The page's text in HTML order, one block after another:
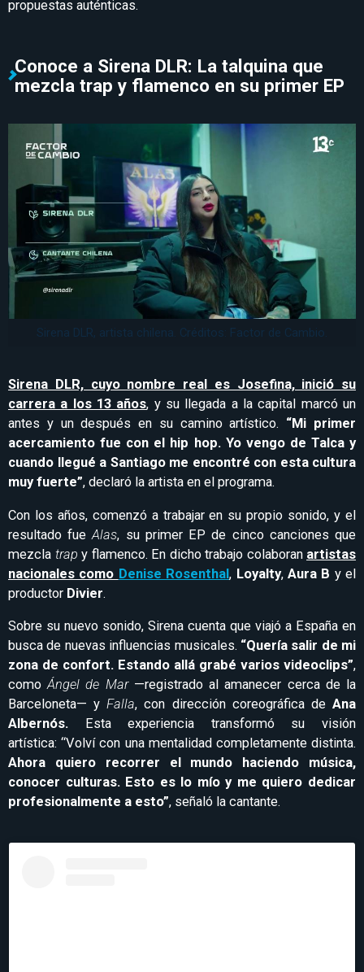
propuestas auténticas.
Conoce a Sirena DLR: La talquina que
mezcla trap y flamenco en su primer EP
Sirena DLR, artista chilena. Créditos: Factor de Cambio.
Sirena DLR, cuyo nombre real es Josefina, inició su
carrera a los 13 años, y su llegada a la capital marcó un
antes y un después en su camino artístico. “Mi primer
acercamiento fue con el hip hop. Yo vengo de Talca y
cuando llegué a Santiago me encontré con esta cultura
muy fuerte”, declaró la artista en el programa.
Con los años, comenzó a trabajar en su propio sonido, y el
resultado fueAlas, su primer EP de cinco canciones que
mezcla trap y flamenco. En dicho trabajo colaboran artistas
nacionales como Denise Rosenthal, Loyalty, Aura B y el
productor Divier.
Sobre su nuevo sonido, Sirena cuenta que viajó a España en
busca de nuevas influencias musicales. “Quería salir de mi
zona de confort. Estando allá grabé varios videoclips”,
comoÁngel de Mar—registrado al amanecer cerca de la
Barceloneta— yFalla, con dirección coreográfica deAna
Albernós.
Esta experiencia transformó su visión
artística: “Volví con una mentalidad completamente distinta.
Ahora quiero recorrer el mundo haciendo música,
conocer culturas. Esto es lo mío y me quiero dedicar
profesionalmente a esto”, señaló la cantante.